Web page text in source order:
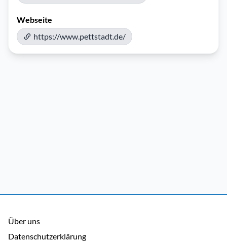
Webseite
https://www.pettstadt.de/
Über uns
Datenschutzerklärung